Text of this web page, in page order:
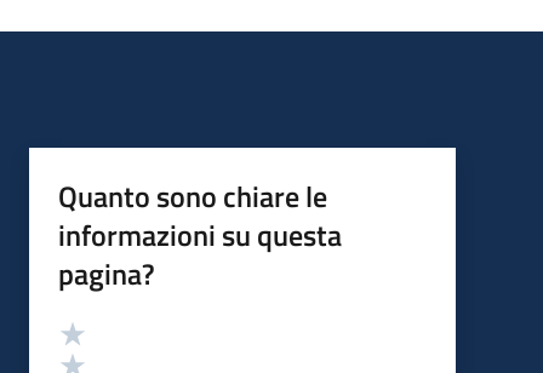
Quanto sono chiare le
informazioni su questa
pagina?
Valutazione